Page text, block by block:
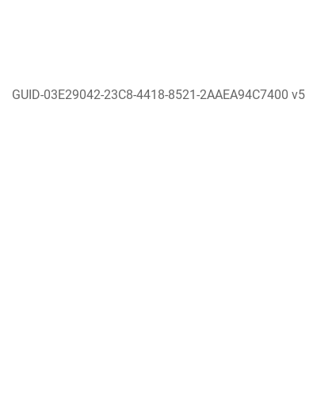
GUID-03E29042-23C8-4418-8521-2AAEA94C7400 v5